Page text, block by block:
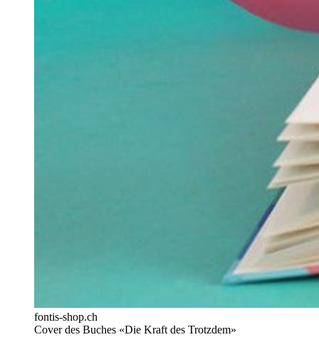
fontis-shop.ch
Cover des Buches «Die Kraft des Trotzdem»